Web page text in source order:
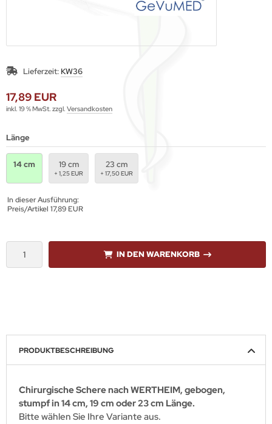
Lieferzeit: KW36
17,89 EUR
inkl. 19 % MwSt. zzgl. Versandkosten
Länge
14 cm 19 cm
+ 1,25 EUR
23 cm
+ 17,50 EUR
In dieser Ausführung:
Preis/Artikel 17,89 EUR
IN DEN WARENKORB
PRODUKTBESCHREIBUNG
Chirurgische Schere nach WERTHEIM, gebogen,
stumpf in 14 cm, 19 cm oder 23 cm Länge.
Bitte wählen Sie Ihre Variante aus.